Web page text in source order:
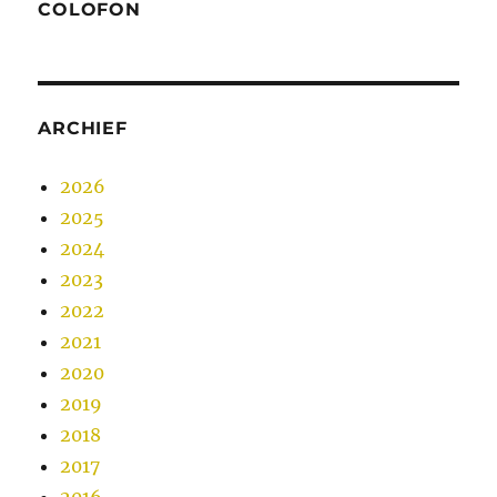
COLOFON
ARCHIEF
2026
2025
2024
2023
2022
2021
2020
2019
2018
2017